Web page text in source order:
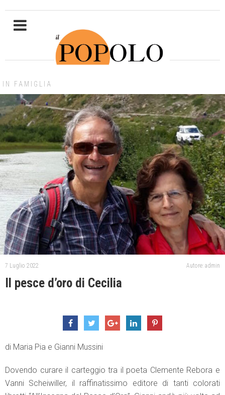
IN FAMIGLIA
7 Luglio 2022 Autore: admin
Il pesce d’oro di Cecilia
di Maria Pia e Gianni Mussini
Dovendo curare il carteggio tra il poeta Clemente Rebora e
Vanni Scheiwiller, il raffinatissimo editore di tanti colorati